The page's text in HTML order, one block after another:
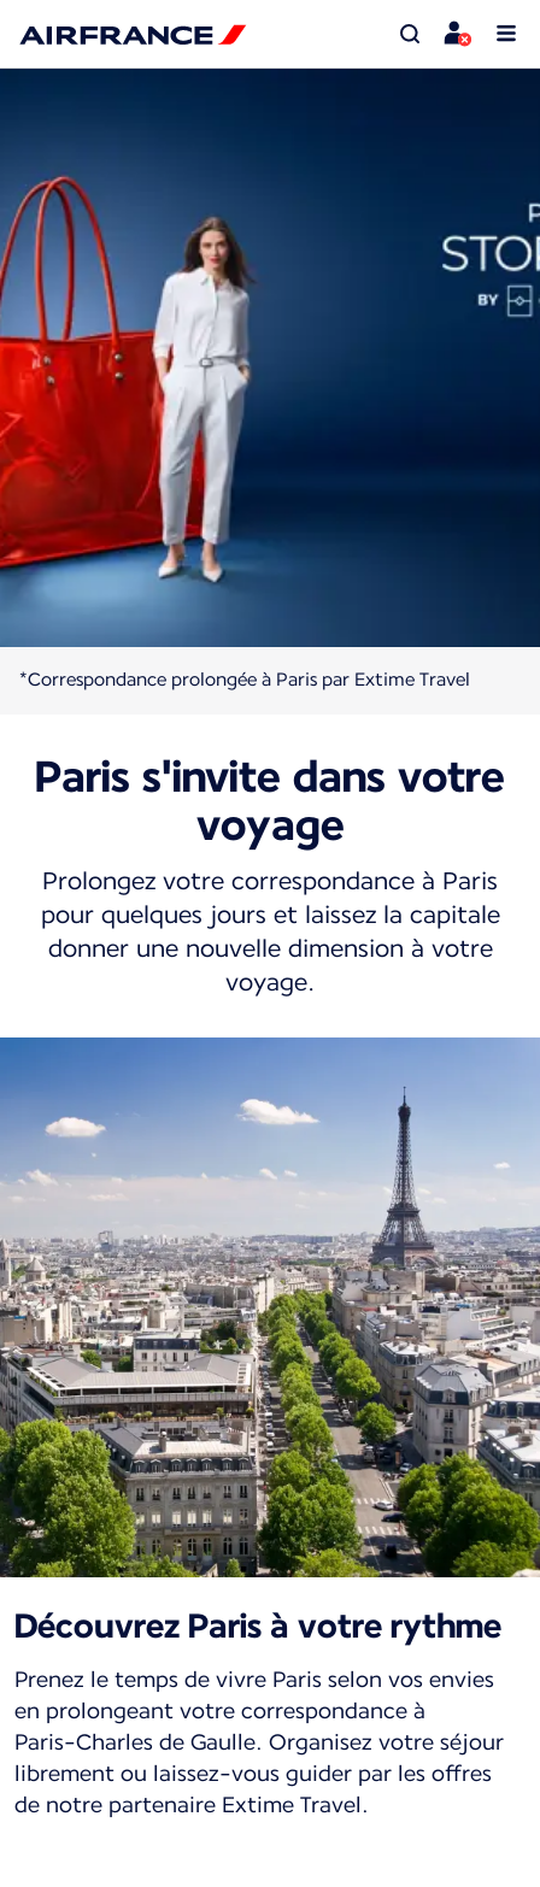
*Correspondance prolongée à Paris par Extime Travel
Paris s'invite dans votre
voyage
Prolongez votre correspondance à Paris
pour quelques jours et laissez la capitale
donner une nouvelle dimension à votre
voyage.
Découvrez Paris à votre rythme
Prenez le temps de vivre Paris selon vos envies
en prolongeant votre correspondance à
Paris-Charles de Gaulle. Organisez votre séjour
librement ou laissez-vous guider par les offres
de notre partenaire Extime Travel.